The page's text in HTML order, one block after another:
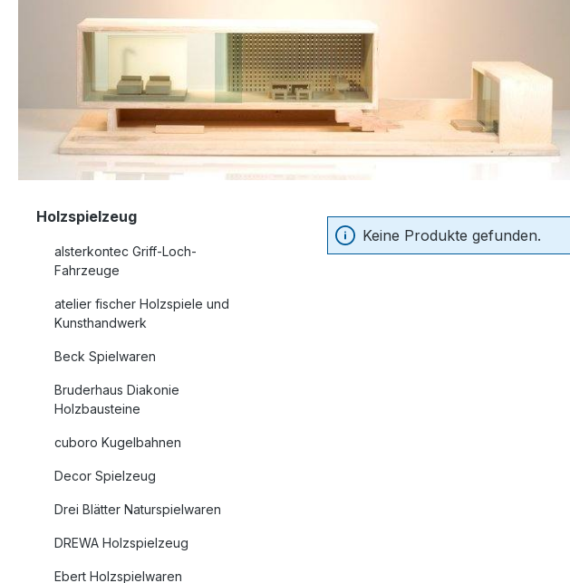
Holzspielzeug
alsterkontec Griff-Loch-
Fahrzeuge
atelier fischer Holzspiele und
Kunsthandwerk
Beck Spielwaren
Bruderhaus Diakonie
Holzbausteine
cuboro Kugelbahnen
Decor Spielzeug
Drei Blätter Naturspielwaren
DREWA Holzspielzeug
Ebert Holzspielwaren
Keine Produkte gefunden.